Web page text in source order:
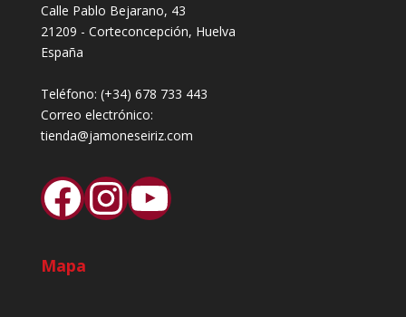
Calle Pablo Bejarano, 43
21209 - Corteconcepción, Huelva
España
Teléfono: (+34) 678 733 443
Correo electrónico:
tienda@jamoneseiriz.com
Facebook
Instagram
YouTube
Mapa